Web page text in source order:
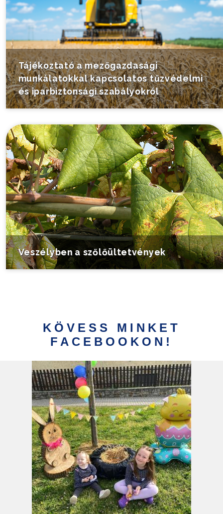
Tájékoztató a mezőgazdasági
munkálatokkal kapcsolatos tűzvédelmi
és iparbiztonsági szabályokról
Veszélyben a szőlőültetvények
KÖVESS MINKET
FACEBOOKON!